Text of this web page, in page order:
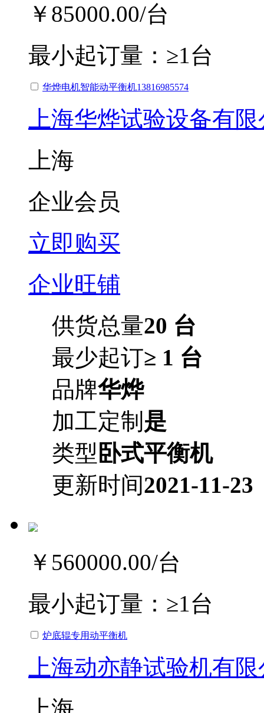
￥85000.00/台
最小起订量： ≥1台
华烨电机智能动平衡机13816985574
上海华烨试验设备有
上海
企业会员
立即购买
企业旺铺
供货总量20 台
最少起订≥ 1 台
品牌华烨
加工定制 是
类型 卧式平衡机
更新时间2021-11-23
￥560000.00/台
最小起订量： ≥1台
炉底辊专用动平衡机
上海动亦静试验机有